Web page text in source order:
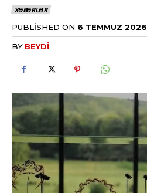
XƏBƏRLƏR
PUBLISHED ON 6 TEMMUZ 2026
BY BEYDI